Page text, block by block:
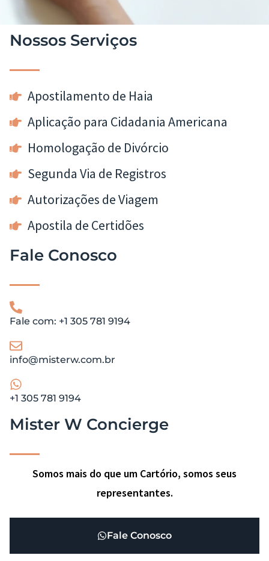
Nossos Serviços
Apostilamento de Haia
Aplicação para Cidadania Americana
Homologação de Divórcio
Segunda Via de Registros
Autorizações de Viagem
Apostila de Certidões
Fale Conosco
Fale com: +1 305 781 9194
info@misterw.com.br
+1 305 781 9194
Mister W Concierge
Somos mais do que um Cartório, somos seus
representantes.
Fale Conosco